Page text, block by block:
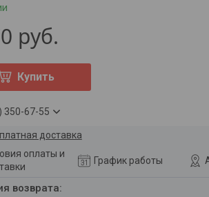
руб.
Купить
350-67-55
доставка
оплаты и
График работы